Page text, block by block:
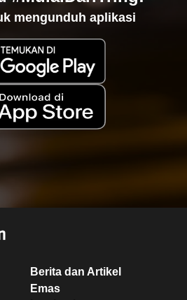
mengunduh aplikasi
Berita dan Artikel
Emas